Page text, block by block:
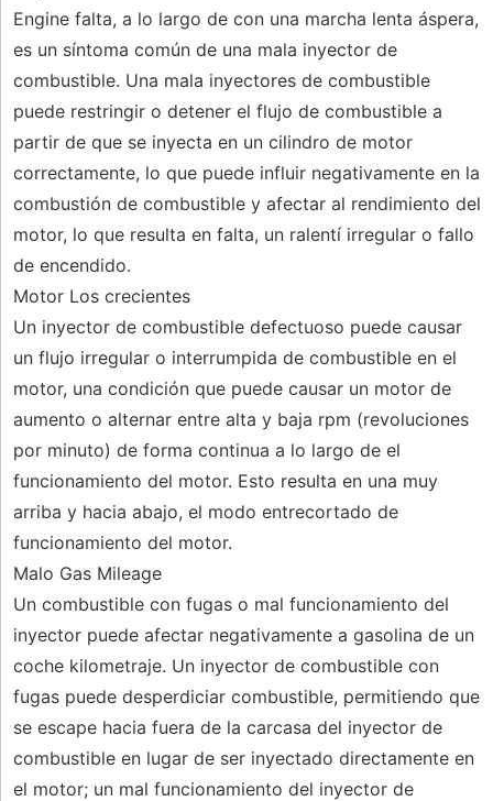
Engine falta, a lo largo de con una marcha lenta áspera,
es un síntoma común de una mala inyector de
combustible. Una mala inyectores de combustible
puede restringir o detener el flujo de combustible a
partir de que se inyecta en un cilindro de motor
correctamente, lo que puede influir negativamente en la
combustión de combustible y afectar al rendimiento del
motor, lo que resulta en falta, un ralentí irregular o fallo
de encendido.
Motor Los crecientes
Un inyector de combustible defectuoso puede causar
un flujo irregular o interrumpida de combustible en el
motor, una condición que puede causar un motor de
aumento o alternar entre alta y baja rpm (revoluciones
por minuto) de forma continua a lo largo de el
funcionamiento del motor. Esto resulta en una muy
arriba y hacia abajo, el modo entrecortado de
funcionamiento del motor.
Malo Gas Mileage
Un combustible con fugas o mal funcionamiento del
inyector puede afectar negativamente a gasolina de un
coche kilometraje. Un inyector de combustible con
fugas puede desperdiciar combustible, permitiendo que
se escape hacia fuera de la carcasa del inyector de
combustible en lugar de ser inyectado directamente en
el motor; un mal funcionamiento del inyector de